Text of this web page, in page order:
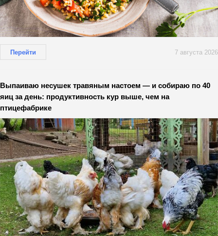
Перейти 7 августа 2026
Выпаиваю несушек травяным настоем — и собираю по 40
яиц за день: продуктивность кур выше, чем на
птицефабрике